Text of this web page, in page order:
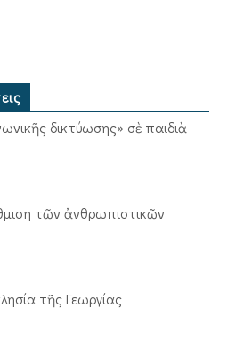
δικτύωσης» σὲ παιδιὰ
τῶν ἀνθρωπιστικῶν
τῆς Γεωργίας